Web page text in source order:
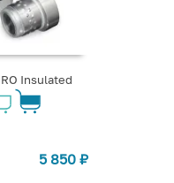
Insulated
5 850 ₽